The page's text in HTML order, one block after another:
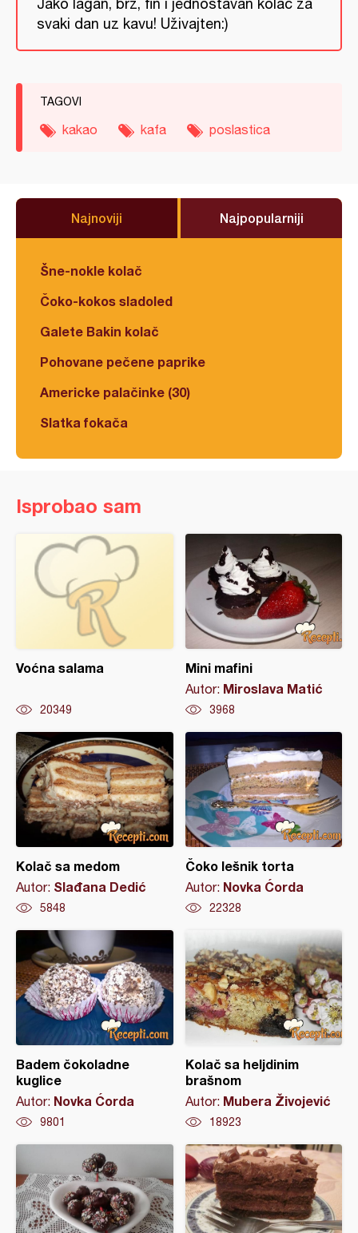
Jako lagan, brz, fin i jednostavan kolač za
svaki dan uz kavu! Uživajten:)
TAGOVI
kakao kafa poslastica
Najnoviji Najpopularniji
Šne-nokle kolač
Čoko-kokos sladoled
Galete Bakin kolač
Pohovane pečene paprike
Americke palačinke (30)
Slatka fokača
Isprobao sam
Voćna salama
20349
Mini mafini
Autor: Miroslava Matić
3968
Kolač sa medom
Autor: Slađana Dedić
5848
Čoko lešnik torta
Autor: Novka Ćorda
22328
Badem čokoladne
kuglice
Autor: Novka Ćorda
9801
Kolač sa heljdinim
brašnom
Autor: Mubera Živojević
18923